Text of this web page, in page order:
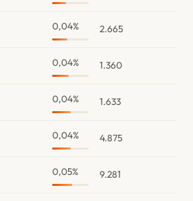
0,04% 2.665
0,04% 1.360
0,04% 1.633
0,04% 4.875
0,05% 9.281